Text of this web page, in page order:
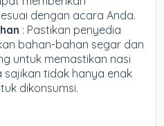
dengan acara Anda.
: Pastikan penyedia
bahan-bahan segar dan
untuk memastikan nasi
tidak hanya enak
dikonsumsi.